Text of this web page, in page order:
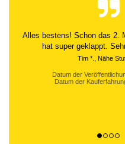
Alles bestens! Schon das 2.
hat super geklappt.
Tim *., Nähe
Datum der
Datum der